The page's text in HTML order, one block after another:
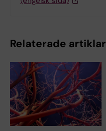
Relaterade artiklar